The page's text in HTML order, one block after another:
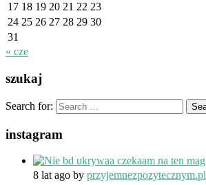
17 18 19 20 21 22 23
24 25 26 27 28 29 30
31
« cze
szukaj
Search for:
instagram
8 lat ago by przyjemnezpozytecznym.pl